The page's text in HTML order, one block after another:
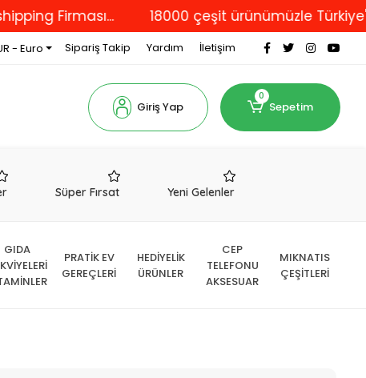
18000 çeşit ürünümüzle Türkiye'nin
- Euro Sipariş Takip Yardım İletişim
Giriş Yap
0
Sepetim
Süper Fırsat Yeni Gelenler
GIDA
PRATİK EV
GEREÇLERİ
HEDİYELİK
ÜRÜNLER
CEP
TELEFONU
AKSESUAR
MIKNATIS
ÇEŞİTLERİ